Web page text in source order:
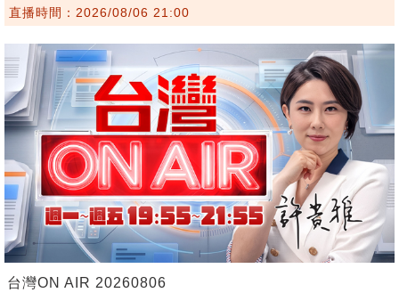
直播時間：2026/08/06 21:00
台灣ON AIR 20260806